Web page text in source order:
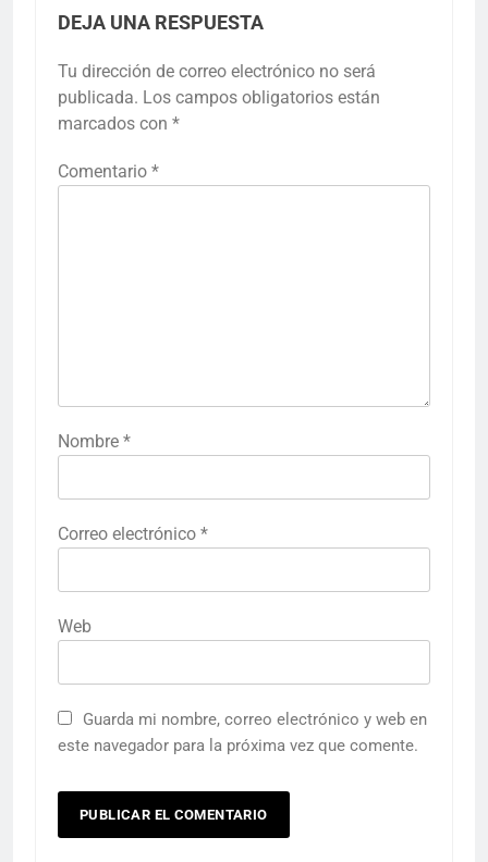
DEJA UNA RESPUESTA
Tu dirección de correo electrónico no será
publicada. Los campos obligatorios están
marcados con *
Comentario *
Nombre *
Correo electrónico *
Web
Guarda mi nombre, correo electrónico y web en
este navegador para la próxima vez que comente.